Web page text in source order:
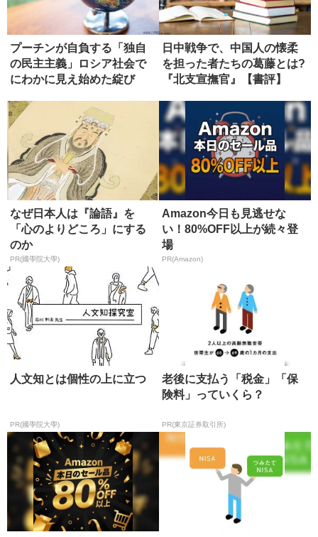
プーチンが自負する「独自
の民主主義」ロシア社会で
にわかに見え始めた綻び
日中戦争で、中国人の懐柔
を担った者たちの葛藤とは?
『北支宣撫官』【書評】
なぜ日本人は『論語』を
「心のよりどころ」にする
のか
PR(國學院大學)
Amazon今日も見逃せな
い！80%OFF以上が続々登
場
PR(Amazon)
人文知とは個性の上に立つ
PR(國學院大學)
老後に支払う「税金」「保
険料」っていくら？
PR(東京証券取引所)